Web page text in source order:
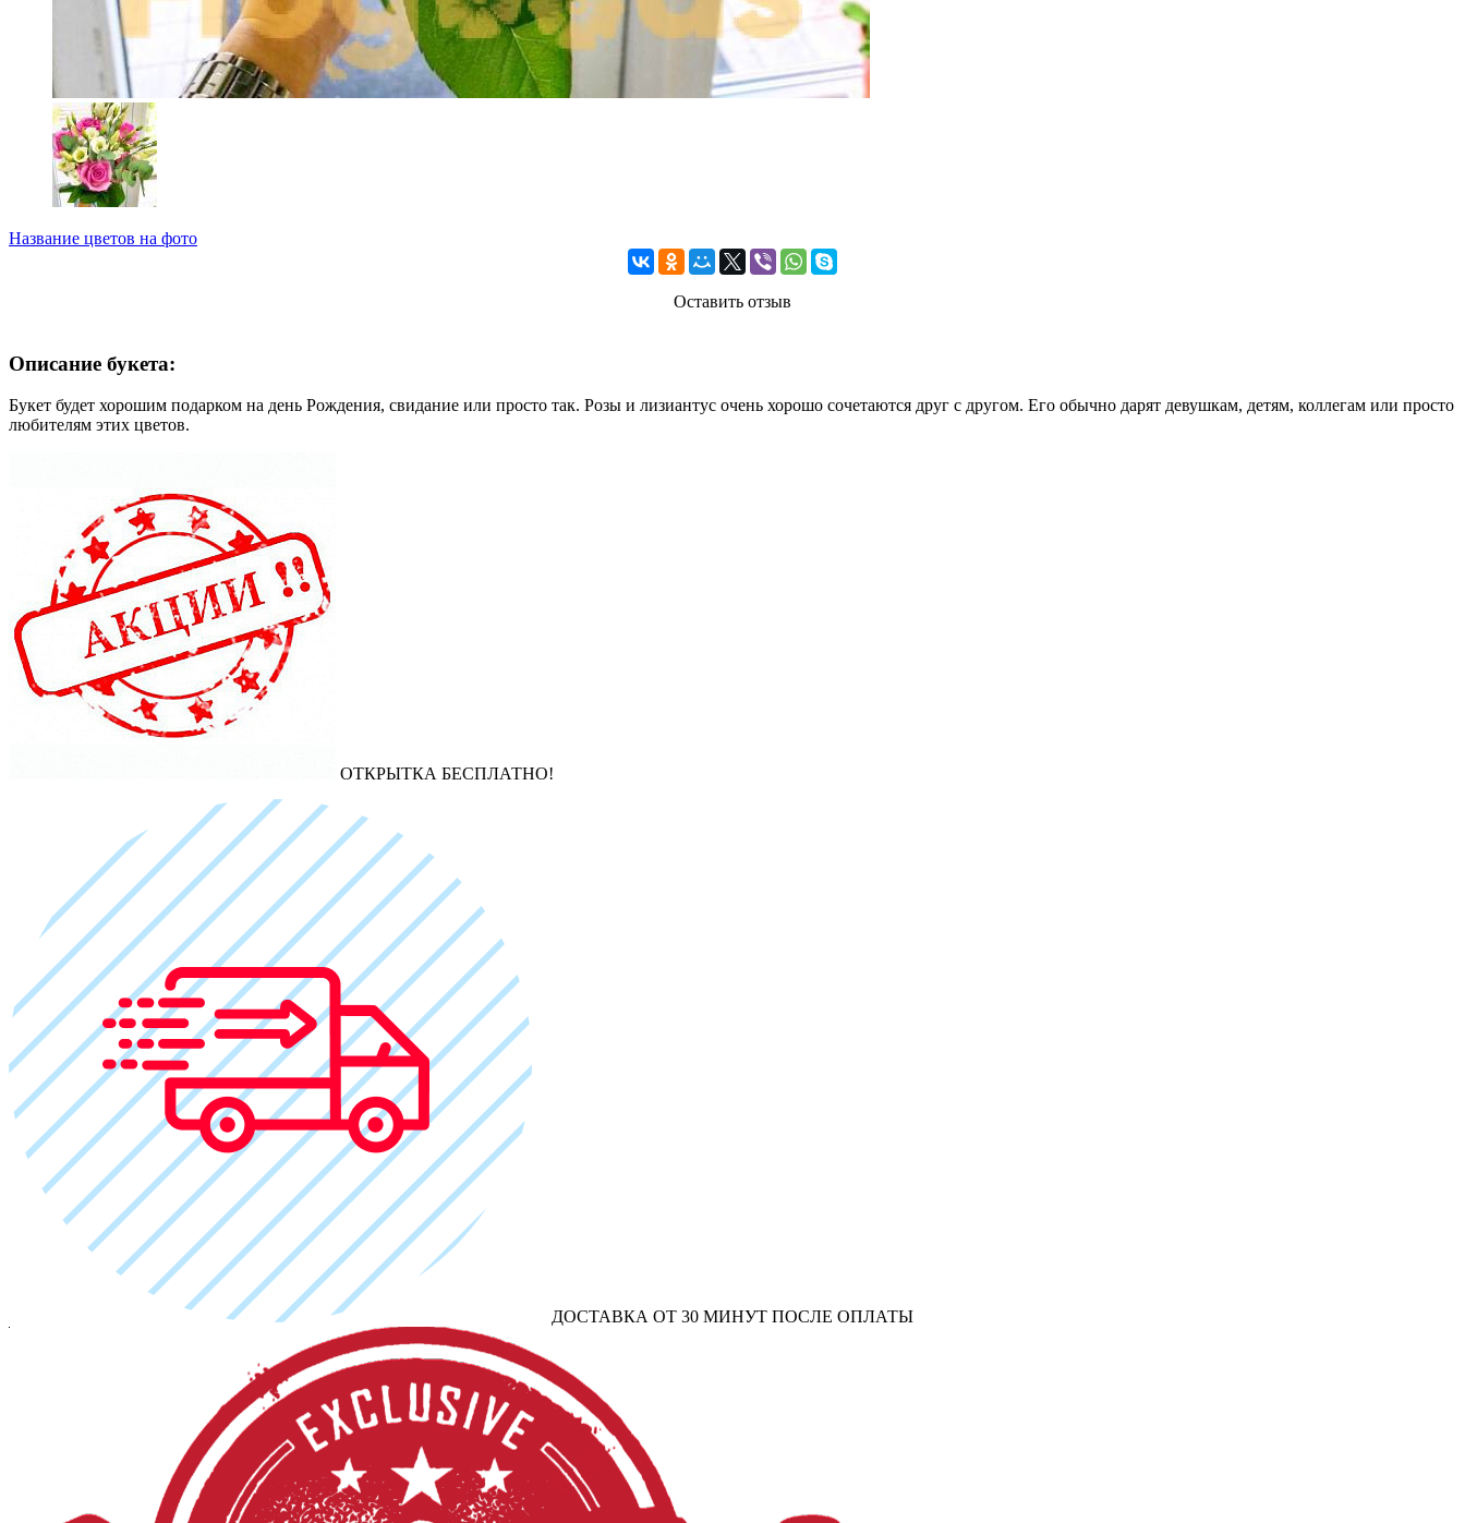
Название цветов на фото
Оставить отзыв
Описание букета:
Букет будет хорошим подарком на день Рождения, свидание или просто так. Розы и лизиантус очень хорошо сочетаются друг с другом. Его обычно дарят девушкам, детям, коллегам или просто
любителям этих цветов.
ОТКРЫТКА БЕСПЛАТНО!
ДОСТАВКА ОТ 30 МИНУТ ПОСЛЕ ОПЛАТЫ